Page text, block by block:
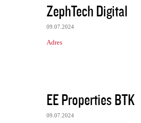
ZephTech Digital
09.07.2024
Adres
EE Properties BTK
09.07.2024